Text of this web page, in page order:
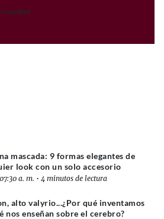
mascada: 9 formas elegantes de
look con un solo accesorio
a. m. • 4 minutos de lectura
alto valyrio...¿Por qué inventamos
nos enseñan sobre el cerebro?